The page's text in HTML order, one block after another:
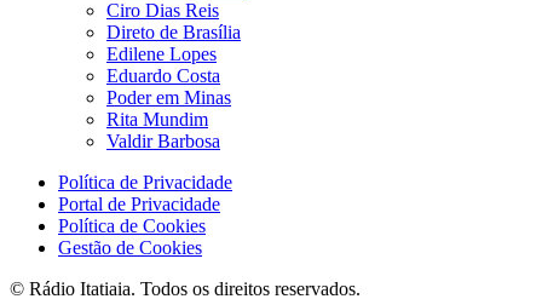
Ciro Dias Reis
Direto de Brasília
Edilene Lopes
Eduardo Costa
Poder em Minas
Rita Mundim
Valdir Barbosa
Política de Privacidade
Portal de Privacidade
Política de Cookies
Gestão de Cookies
© Rádio Itatiaia. Todos os direitos reservados.